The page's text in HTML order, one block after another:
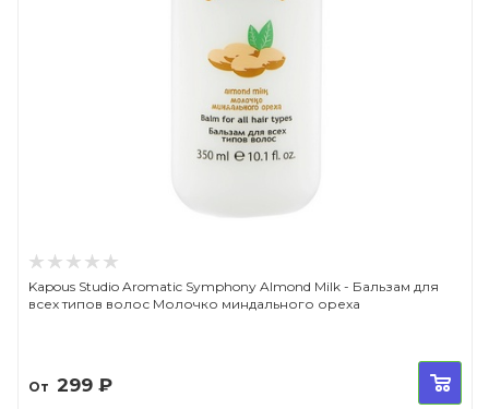
Kapous Studio Aromatic Symphony Almond Milk - Бальзам для
всех типов волос Молочко миндального ореха
От 299 ₽